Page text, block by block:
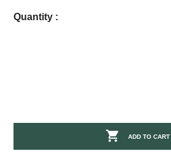
Quantity :
 ADD TO CART